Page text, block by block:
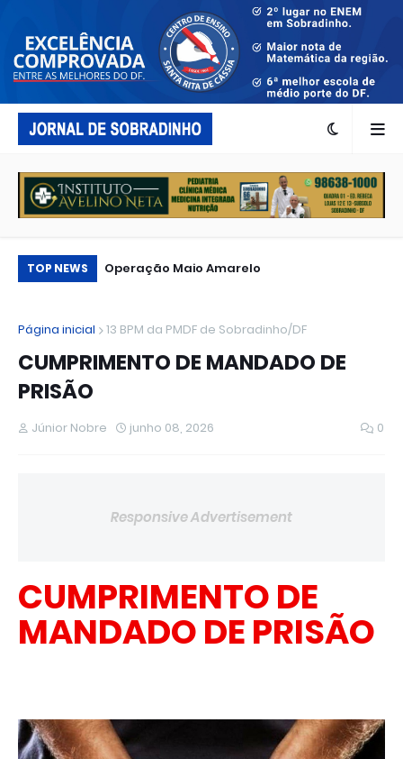
TOP NEWS Operação Maio Amarelo
Turismo rural no DF: 5 lugares incríveis
Página inicial 13 BPM da PMDF de Sobradinho/DF
CUMPRIMENTO DE MANDADO DE
PRISÃO
Júnior Nobre junho 08, 2026 0
Responsive Advertisement
CUMPRIMENTO DE
MANDADO DE PRISÃO